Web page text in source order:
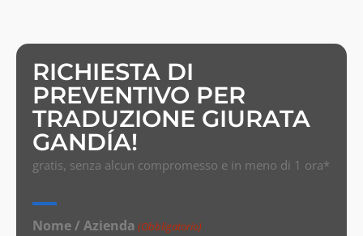
RICHIESTA DI
PREVENTIVO PER
TRADUZIONE GIURATA
GANDÍA!
gratis, senza alcun compromesso e in meno di 1 ora*
Nome / Azienda (Obbligatorio)